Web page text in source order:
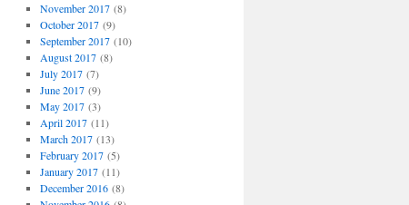
November 2017(8)
October 2017(9)
September 2017(10)
August 2017(8)
July 2017(7)
June 2017(9)
May 2017(3)
April 2017(11)
March 2017(13)
February 2017(5)
January 2017(11)
December 2016(8)